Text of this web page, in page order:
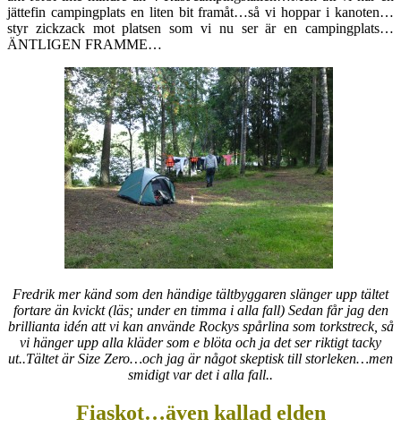
jättefin campingplats en liten bit framåt…så vi hoppar i kanoten…
styr zickzack mot platsen som vi nu ser är en campingplats…
ÄNTLIGEN FRAMME…
Fredrik mer känd som den händige tältbyggaren slänger upp tältet
fortare än kvickt (läs; under en timma i alla fall) Sedan får jag den
brillianta idén att vi kan använde Rockys spårlina som torkstreck, så
vi hänger upp alla kläder som e blöta och ja det ser riktigt tacky
ut..Tältet är Size Zero…och jag är något skeptisk till storleken…men
smidigt var det i alla fall..
Fiaskot…även kallad elden